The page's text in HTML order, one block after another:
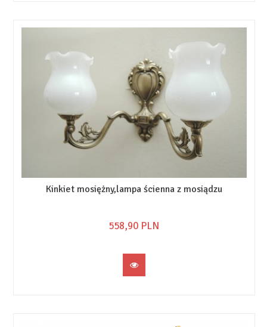
Kinkiet mosiężny,lampa ścienna z mosiądzu
558,90 PLN